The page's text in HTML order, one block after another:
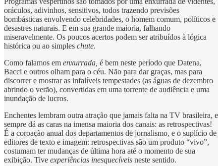
oráculos, adivinhos, sensitivos, todos trazendo previsões
bombásticas envolvendo celebridades, o homem comum, políticos e
desastres naturais. E em sua grande maioria, falhando
miseravelmente. Os poucos acertos podem ser atribuídos à lógica
histórica ou ao simples chute.
Como falamos em enxurrada, é bem neste período que Datena,
Bacci e outros olham para o céu. Não para dar graças, mas para
discorrer e mostrar as infalíveis tempestades (as águas de dezembro
abrindo o verão), convertidas em uma torrente de audiência e uma
inundação de lucros.
Enchentes lembram outra atração que jamais falta na TV brasileira, e
sempre dá as caras na imensa maioria dos canais: as retrospectivas!
É a coroação anual dos departamentos de jornalismo, e o suplício de
editores de texto e imagem: retrospectivas são um produto “vivo”,
costumam ter mudanças de última hora até o momento de sua
exibição. Tive experiências inesquecíveis neste sentido.